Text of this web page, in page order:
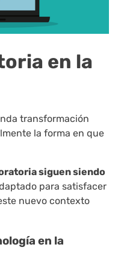
en la
transformación
la forma en que
siguen siendo
para satisfacer
nuevo contexto
en la